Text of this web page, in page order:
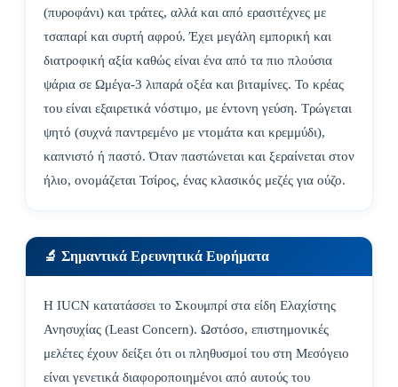
(πυροφάνι) και τράτες, αλλά και από ερασιτέχνες με
τσαπαρί και συρτή αφρού. Έχει μεγάλη εμπορική και
διατροφική αξία καθώς είναι ένα από τα πιο πλούσια
ψάρια σε Ωμέγα-3 λιπαρά οξέα και βιταμίνες. Το κρέας
του είναι εξαιρετικά νόστιμο, με έντονη γεύση. Τρώγεται
ψητό (συχνά παντρεμένο με ντομάτα και κρεμμύδι),
καπνιστό ή παστό. Όταν παστώνεται και ξεραίνεται στον
ήλιο, ονομάζεται Τσίρος, ένας κλασικός μεζές για ούζο.
🔬 Σημαντικά Ερευνητικά Ευρήματα
Η IUCN κατατάσσει το Σκουμπρί στα είδη Ελαχίστης
Ανησυχίας (Least Concern). Ωστόσο, επιστημονικές
μελέτες έχουν δείξει ότι οι πληθυσμοί του στη Μεσόγειο
είναι γενετικά διαφοροποιημένοι από αυτούς του